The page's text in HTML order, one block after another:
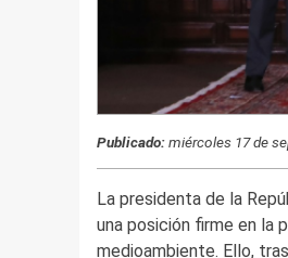
Publicado:miércoles 17 de
La presidenta de la
una posición firme en la
medioambiente. Ello,